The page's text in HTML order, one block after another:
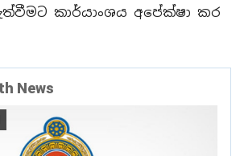
කාර්යාංශය අපේක්ෂා කර
News